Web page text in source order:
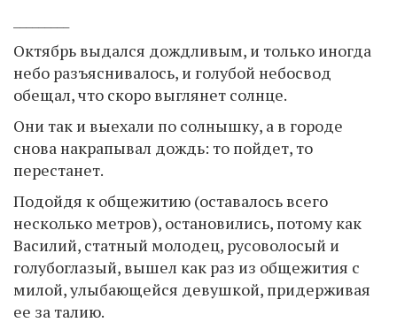
Октябрь выдался дождливым, и только иногда
небо разъяснивалось, и голубой небосвод
обещал, что скоро выглянет солнце.
Они так и выехали по солнышку, а в городе
снова накрапывал дождь: то пойдет, то
перестанет.
Подойдя к общежитию (оставалось всего
несколько метров), остановились, потому как
Василий, статный молодец, русоволосый и
голубоглазый, вышел как раз из общежития с
милой, улыбающейся девушкой, придерживая
ее за талию.